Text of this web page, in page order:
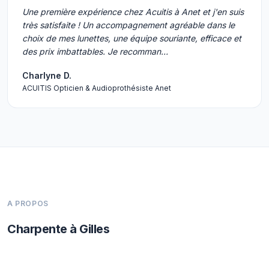
Une première expérience chez Acuitis à Anet et j'en suis
très satisfaite ! Un accompagnement agréable dans le
choix de mes lunettes, une équipe souriante, efficace et
des prix imbattables. Je recomman…
Charlyne D.
ACUITIS Opticien & Audioprothésiste Anet
A PROPOS
Charpente à Gilles